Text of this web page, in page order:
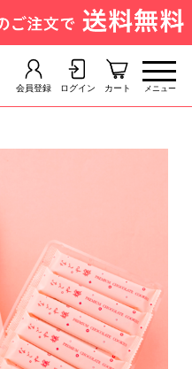
メニュー
会員登録 ログイン カート